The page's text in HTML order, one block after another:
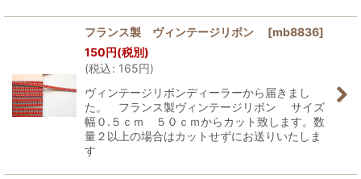
フランス製 ヴィンテージリボン [mb8836]
150円(税別)
(税込: 165円)
ヴィンテージリボンディーラーから届きまし
た。 フランス製ヴィンテージリボン サイズ
幅０.５ｃｍ ５０ｃｍからカット致します。数
量２以上の場合はカットせずにお送りいたしま
す